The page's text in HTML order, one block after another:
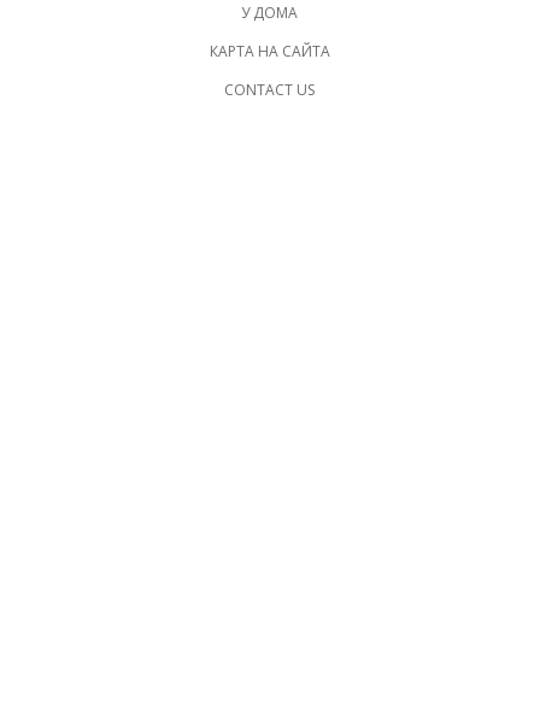
У ДОМА
КАРТА НА САЙТА
CONTACT US